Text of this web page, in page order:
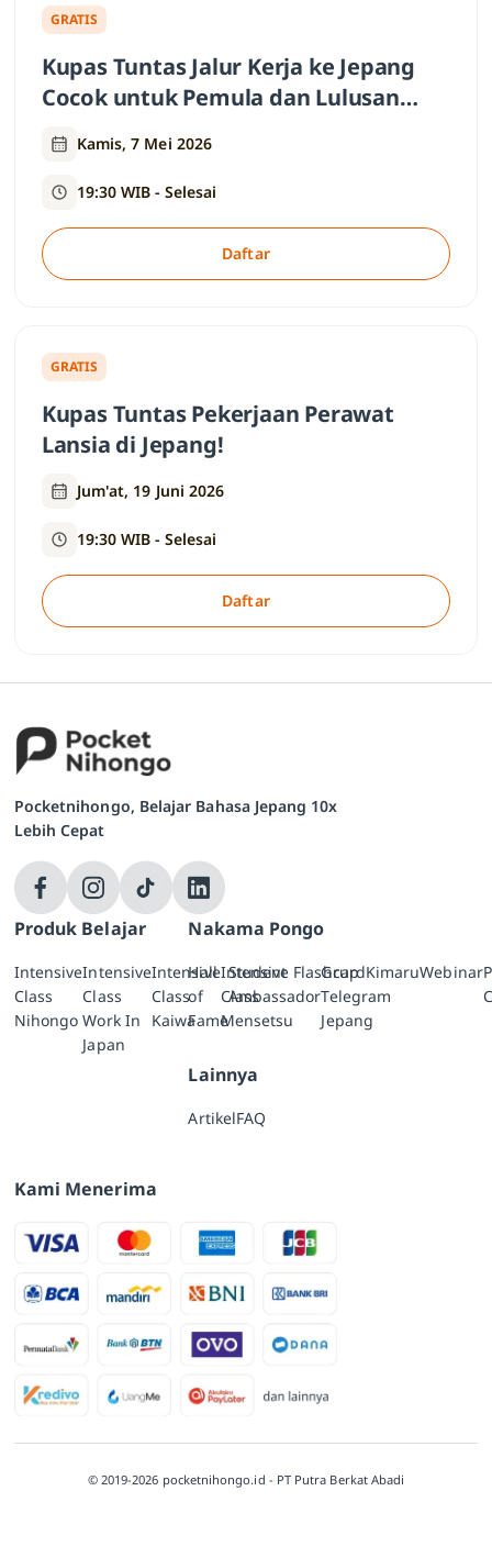
GRATIS
Kupas Tuntas Jalur Kerja ke Jepang
Cocok untuk Pemula dan Lulusan
SMA/SMK
Kamis, 7 Mei 2026
19:30 WIB - Selesai
Daftar
GRATIS
Kupas Tuntas Pekerjaan Perawat
Lansia di Jepang!
Jum'at, 19 Juni 2026
19:30 WIB - Selesai
Daftar
Pocketnihongo, Belajar Bahasa Jepang 10x
Lebih Cepat
Produk Belajar
Intensive
Class
Nihongo
Intensive
Class
Work In
Japan
Intensive
Class
Kaiwa
Intensive
Class
Mensetsu
FlashcardKimaruWebinar
Nakama Pongo
Hall
of
Fame
Student
Ambassador
Grup
Telegram
Jepang
Lainnya
ArtikelFAQ
Kami Menerima
© 2019-2026 pocketnihongo.id - PT Putra Berkat Abadi